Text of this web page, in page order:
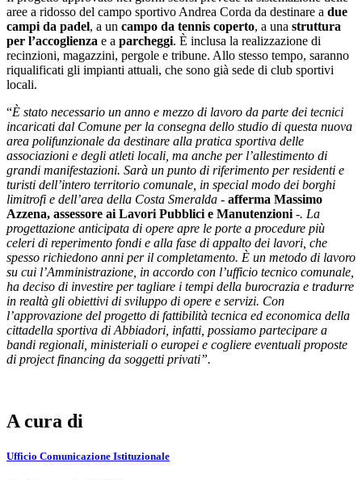
aree a ridosso del campo sportivo Andrea Corda da destinare a due
campi da padel, a un campo da tennis coperto, a una struttura
per l’accoglienza e a parcheggi. È inclusa la realizzazione di
recinzioni, magazzini, pergole e tribune. Allo stesso tempo, saranno
riqualificati gli impianti attuali, che sono già sede di club sportivi
locali.
“È stato necessario un anno e mezzo di lavoro da parte dei tecnici
incaricati dal Comune per la consegna dello studio di questa nuova
area polifunzionale da destinare alla pratica sportiva delle
associazioni e degli atleti locali, ma anche per l’allestimento di
grandi manifestazioni. Sarà un punto di riferimento per residenti e
turisti dell’intero territorio comunale, in special modo dei borghi
limitrofi e dell’area della Costa Smeralda - afferma Massimo
Azzena, assessore ai Lavori Pubblici e Manutenzioni -. La
progettazione anticipata di opere apre le porte a procedure più
celeri di reperimento fondi e alla fase di appalto dei lavori, che
spesso richiedono anni per il completamento. È un metodo di lavoro
su cui l’Amministrazione, in accordo con l’ufficio tecnico comunale,
ha deciso di investire per tagliare i tempi della burocrazia e tradurre
in realtà gli obiettivi di sviluppo di opere e servizi. Con
l’approvazione del progetto di fattibilità tecnica ed economica della
cittadella sportiva di Abbiadori, infatti, possiamo partecipare a
bandi regionali, ministeriali o europei e cogliere eventuali proposte
di project financing da soggetti privati”.
A cura di
Ufficio Comunicazione Istituzionale